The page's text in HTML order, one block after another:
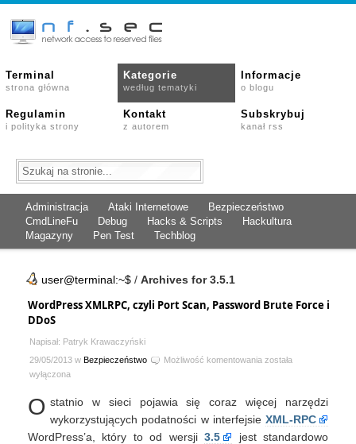
Terminal
strona główna
Kategorie
według tematyki
Informacje
o blogu
Regulamin
i polityka strony
Kontakt
z autorem
Subskrybuj
kanał rss
Administracja Ataki Internetowe
Bezpieczeństwo
CmdLineFu
Debug Hacks & Scripts
Hackultura
Magazyny
Pen Test Techblog
user@terminal:~$ / Archives for 3.5.1
WordPress XMLRPC, czyli Port Scan, Password Brute Force i
DDoS
Napisał: Patryk Krawaczyński
29/05/2013 w Bezpieczeństwo Możliwość komentowania WordPress
Port
Scan,
została
wyłączona
O statnio w sieci pojawia się coraz więcej narzędzi
wykorzystujących podatności w interfejsie XML-RPC
WordPress’a, który to od wersji3.5
jest standardowo